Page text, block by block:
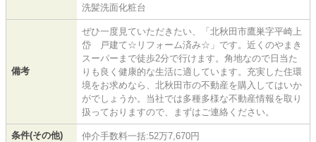
洗髪洗面化粧台
備考
ぜひ一度見ていただきたい、「北秋田市鷹巣字平崎上
岱 戸建て☆リフォーム済み☆」です。近くのやまき
スーパーまで徒歩2分で行けます。角地なので日当た
りも良く健康的な生活に適しています。充実した住環
境をお求めなら、北秋田市の不動産を購入してはいか
がでしょうか。当社では多種多様な不動産情報を取り
扱っておりますので、まずはご連絡ください。
条件(その他) 仲介手数料一括:52万7,670円